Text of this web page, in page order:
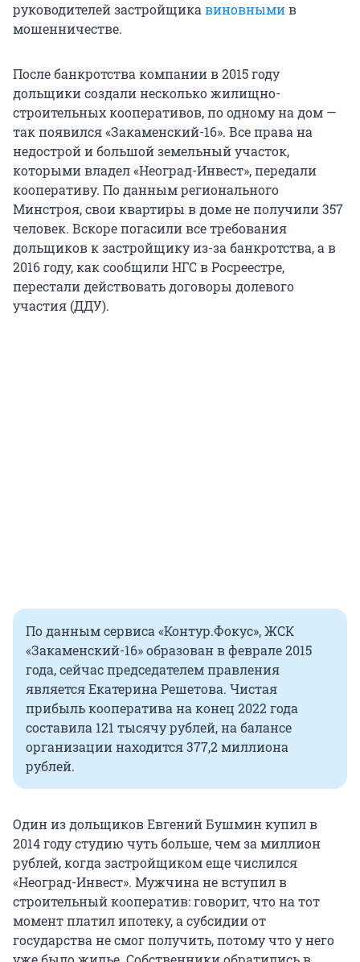
руководителей застройщикавиновнымив
мошенничестве.
После банкротства компании в 2015 году
дольщики создали несколько жилищно-
строительных кооперативов, по одному на дом —
так появился «Закаменский-16». Все права на
недострой и большой земельный участок,
которыми владел «Неоград-Инвест», передали
кооперативу. По данным регионального
Минстроя, свои квартиры в доме не получили 357
человек. Вскоре погасили все требования
дольщиков к застройщику из-за банкротства, а в
2016 году, как сообщили НГС в Росреестре,
перестали действовать договоры долевого
участия (ДДУ).
По данным сервиса «Контур.Фокус», ЖСК
«Закаменский-16» образован в феврале 2015
года, сейчас председателем правления
является Екатерина Решетова. Чистая
прибыль кооператива на конец 2022 года
составила 121 тысячу рублей, на балансе
организации находится 377,2 миллиона
рублей.
Один из дольщиков Евгений Бушмин купил в
2014 году студию чуть больше, чем за миллион
рублей, когда застройщиком еще числился
«Неоград-Инвест». Мужчина не вступил в
строительный кооператив: говорит, что на тот
момент платил ипотеку, а субсидии от
государства не смог получить, потому что у него